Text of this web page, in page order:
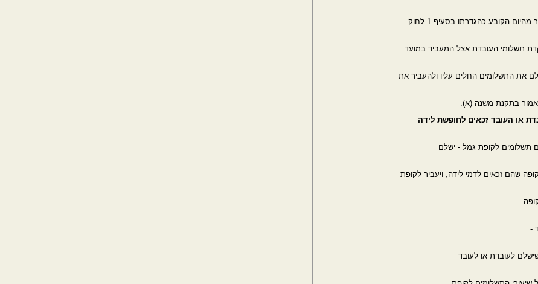
הקובע כהגדרתו בסעיף 1 לחוק
את התשלומים החלים עליו ולהעביר את
בתקנת משנה (א).
או העובד זכאים לחופשת לידה
תשלומים לקופת גמל - ישלם
שהם זכאים לדמי לידה, ויעביר לקופת
-